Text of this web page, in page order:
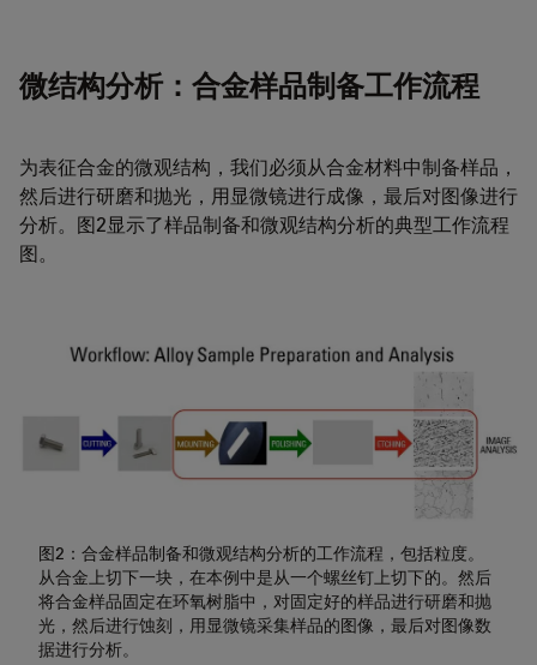
微结构分析：合金样品制备工作流程
为表征合金的微观结构，我们必须从合金材料中制备样品，
然后进行研磨和抛光，用显微镜进行成像，最后对图像进行
分析。图2显示了样品制备和微观结构分析的典型工作流程
图。
图2：合金样品制备和微观结构分析的工作流程，包括粒度。
从合金上切下一块，在本例中是从一个螺丝钉上切下的。然后
将合金样品固定在环氧树脂中，对固定好的样品进行研磨和抛
光，然后进行蚀刻，用显微镜采集样品的图像，最后对图像数
据进行分析。